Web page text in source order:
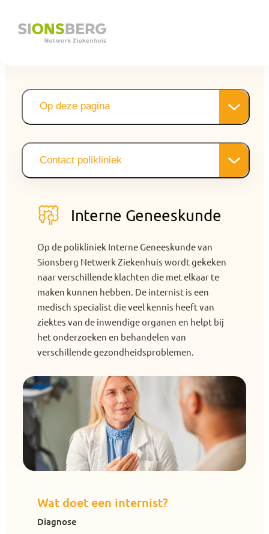
Contact polikliniek
Op deze pagina
Wat doet een internist
Samenwerking in de regio
De medisch specialisten
Snel naar
Interne Geneeskunde
Op de polikliniek Interne Geneeskunde van
Sionsberg Netwerk Ziekenhuis wordt gekeken
naar verschillende klachten die met elkaar te
maken kunnen hebben. De internist is een
medisch specialist die veel kennis heeft van
ziektes van de inwendige organen en helpt bij
het onderzoeken en behandelen van
verschillende gezondheidsproblemen.
Wat doet een internist?
Diagnose